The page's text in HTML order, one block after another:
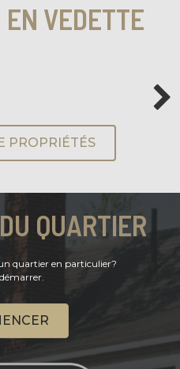
VEDETTE
PROPRIÉTÉS
QUARTIER
quartier en particulier?